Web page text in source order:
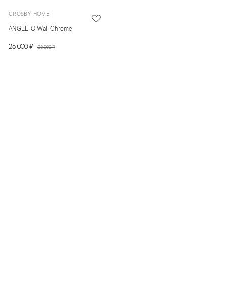
CROSBY-HOME
ANGEL-O Wall Chrome
26 000 ₽ 38 000 ₽